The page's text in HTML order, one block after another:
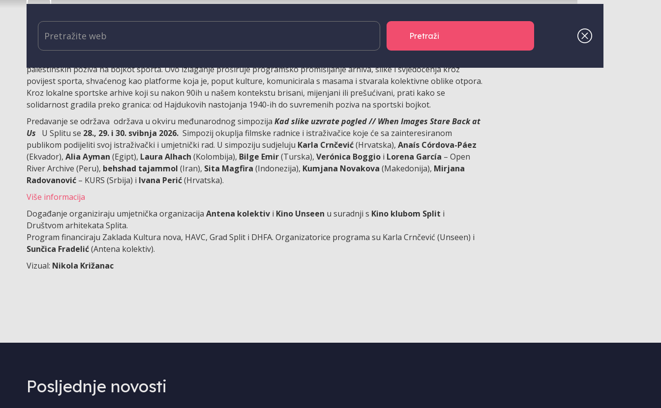
Izlaganje Ivane Perić fokusira povijest lokalnog sporta i njegove izbrisane ili izmijenjene arhive, promatrajući ga kao
platformu otpora, koja je oduvijek bila kolektivno stvarana. Taj je otpor bio potaknut i proširen međunarodnim
palestinskih poziva na bojkot sporta. Ovo izlaganje proširuje programsko promišljanje arhiva, slike i svjedočenja kroz
povijest sporta, shvaćenog kao platforme koja je, poput kulture, komunicirala s masama i stvarala kolektivne oblike otpora.
Kroz lokalne sportske arhive koji su nakon 90ih u našem kontekstu brisani, mijenjani ili prešućivani, prati kako se
solidarnost gradila preko granica: od Hajdukovih nastojanja 1940-ih do suvremenih poziva na sportski bojkot.
Predavanje se održava održava u okviru međunarodnog simpozija Kad slike uzvrate pogled // When Images Stare Back at
Us U Splitu se 28., 29. i 30. svibnja 2026.Simpozij okuplja filmske radnice i istraživačice koje će sa zainteresiranom
publikom podijeliti svoj istraživački i umjetnički rad. U simpoziju sudjeluju Karla Crnčević(Hrvatska), Anaís Córdova-Páez
(Ekvador), Alia Ayman (Egipt), Laura Alhach (Kolombija), Bilge Emir(Turska), Verónica Boggioi Lorena García – Open
River Archive (Peru), behshad tajammol (Iran), Sita Magfira (Indonezija), Kumjana Novakova (Makedonija), Mirjana
Radovanović– KURS (Srbija) i Ivana Perić(Hrvatska).
Više informacija
Događanje organiziraju umjetnička organizacija Antena kolektivi Kino Unseen u suradnji s Kino klubom Split i
Društvom arhitekata Splita.
Program financiraju Zaklada Kultura nova, HAVC, Grad Split i DHFA. Organizatorice programa su Karla Crnčević (Unseen) i
Sunčica Fradelić(Antena kolektiv).
Vizual: Nikola Križanac
Posljednje novosti